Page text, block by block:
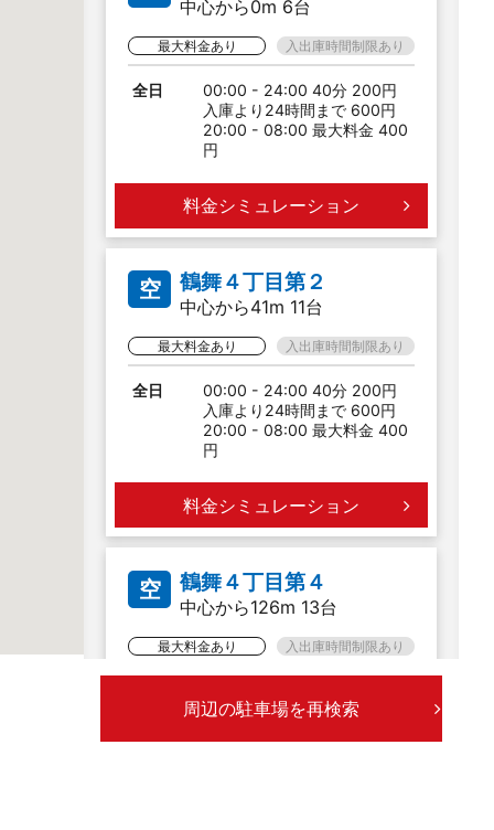
中心から0m 6台
最大料金あり 入出庫時間制限あり
全日
00:00 - 24:00 40分 200円
入庫より24時間まで 600円
20:00 - 08:00 最大料金 400
円
料金シミュレーション
空 鶴舞４丁目第２
中心から41m 11台
最大料金あり 入出庫時間制限あり
全日
00:00 - 24:00 40分 200円
入庫より24時間まで 600円
20:00 - 08:00 最大料金 400
円
料金シミュレーション
空 鶴舞４丁目第４
中心から126m 13台
最大料金あり 入出庫時間制限あり
月〜金
00:00 - 24:00 最大料金 600
周辺の駐車場を再検索